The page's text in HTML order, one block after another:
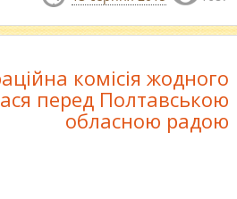
комісія жодного
перед Полтавською
обласною радою